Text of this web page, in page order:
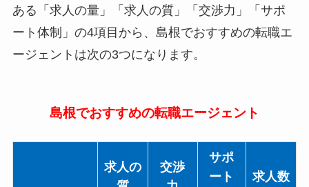
ある「求人の量」「求人の質」「交渉力」「サポ
ート体制」の4項目から、島根でおすすめの転職エ
ージェントは次の3つになります。
島根でおすすめの転職エージェント
求人の
交渉
サポ
ート
求人数